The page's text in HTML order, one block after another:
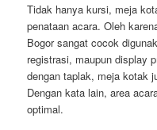
Tidak hanya kursi, meja
penataan acara. Oleh
Bogor sangat cocok
registrasi, maupun display
dengan taplak, meja kotak
Dengan kata lain, area
optimal.